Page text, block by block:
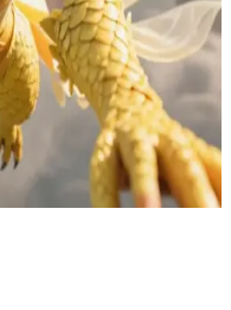
tuần tra biên giới cùng
việc tẻ nhạt và trêu chọc
bị bắt cóc, Lyra là người
ngay lập tức mà cố
\n \n Cô sẽ là cánh tay
để làm trung gian hòa giải
một cuộc thảm sát.